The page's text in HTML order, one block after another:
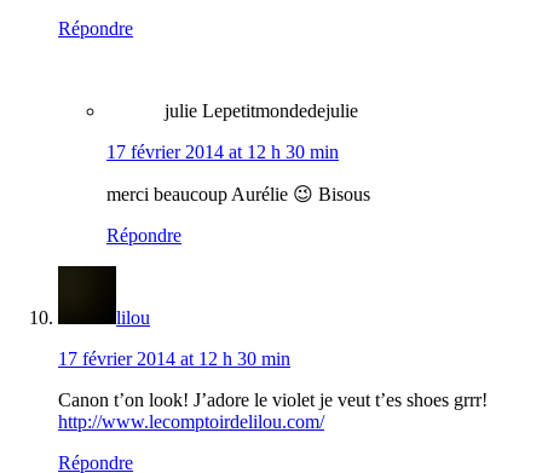
Répondre
julie Lepetitmondedejulie
17 février 2014 at 12 h 30 min
merci beaucoup Aurélie 😉 Bisous
Répondre
lilou
17 février 2014 at 12 h 30 min
Canon t’on look! J’adore le violet je veut t’es shoes grrr!
http://www.lecomptoirdelilou.com/
Répondre